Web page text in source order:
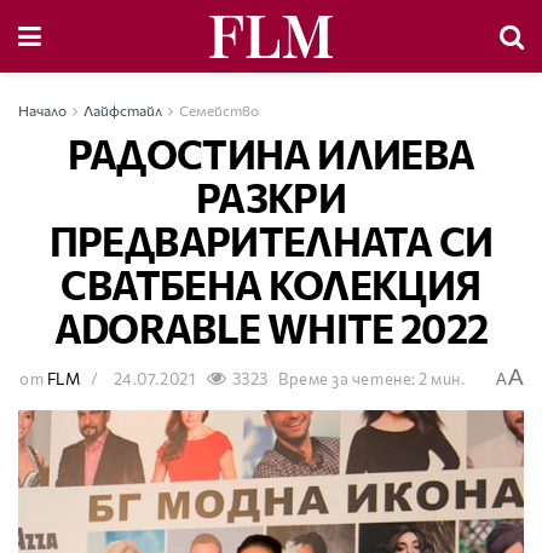
Начало Лайфстайл Семейство
РАДОСТИНА ИЛИЕВА
РАЗКРИ
ПРЕДВАРИТЕЛНАТА СИ
СВАТБЕНА КОЛЕКЦИЯ
ADORABLE WHITE 2022
от FLM 24.07.2021 3323 Време за четене: 2 мин. AA